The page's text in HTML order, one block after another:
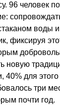
96 человек
воды и
фиксируя
новую
40% для этого
три
почти год.